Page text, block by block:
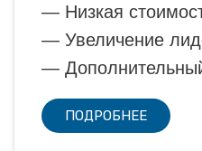
— Низкая
— Увеличение
—
ПОДРОБНЕЕ